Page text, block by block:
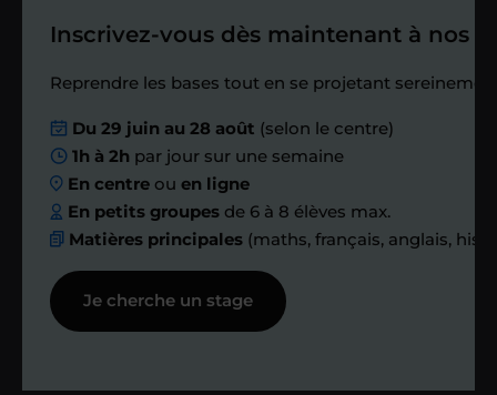
Étape 4
Nous planifions
ensemble des
échanges réguliers
Afin de suivre le travail et les progrès
réalisés, votre enseignant et moi-
même vous proposons des points et
Inscrivez-vous dès maintenant à nos
Reprendre les bases tout en se projetant
Du 29 juin au 28 août (selon le centre)
1h à 2h par jour sur une semaine
En centre ouen ligne
En petits groupes de 6 à 8 élèves max.
Matières principales (maths, français, anglais,
Je cherche un stage